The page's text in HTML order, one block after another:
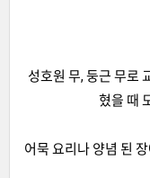
성호원 무, 둥근 무로
혔을 때
어묵 요리나 양념 된